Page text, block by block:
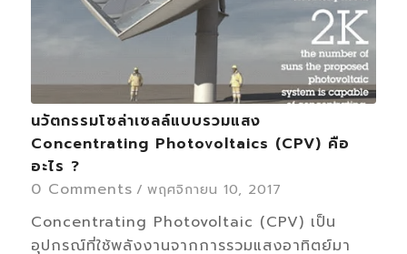
นวัตกรรมโซล่าเซลล์แบบรวมแสง
Concentrating Photovoltaics (CPV) คือ
อะไร ?
0 Comments / พฤศจิกายน 10, 2017
Concentrating Photovoltaic (CPV) เป็น
อุปกรณ์ที่ใช้พลังงานจากการรวมแสงอาทิตย์มา